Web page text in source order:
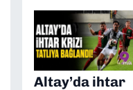
Altay’da ihtar